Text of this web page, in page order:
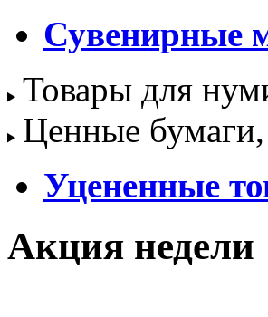
Сувенирные
Товары для
Ценные
Уцененные
Акция недели